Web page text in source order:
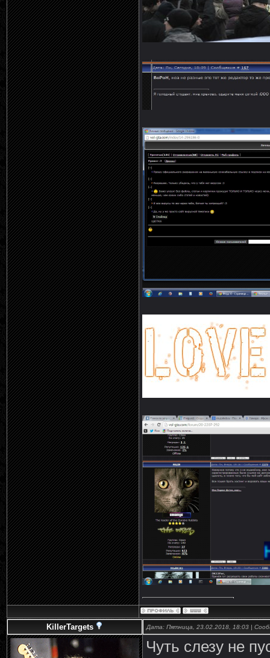
KillerTargets Дата: Пятница, 23.02.2018, 18:03 |
Чуть слезу не